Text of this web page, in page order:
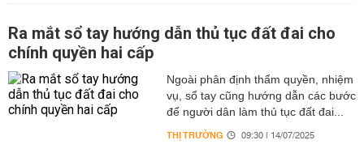
Ra mắt sổ tay hướng dẫn thủ tục đất đai cho
chính quyền hai cấp
Ngoài phân định thẩm quyền, nhiệm
vụ, sổ tay cũng hướng dẫn các bước
để người dân làm thủ tục đất đai...
THỊ TRƯỜNG 09:30 | 14/07/2025